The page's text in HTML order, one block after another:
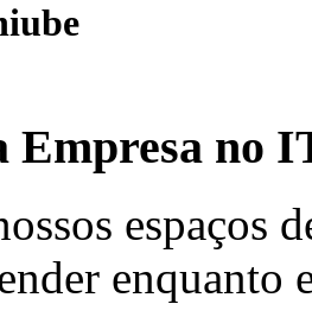
Empresa no
espaços
enquanto